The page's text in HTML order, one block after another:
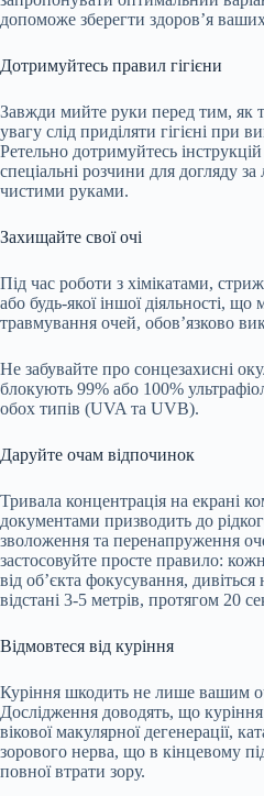
допоможе зберегти здоров’я
Дотримуйтесь правил гігієни
Завжди мийте руки перед тим, як
увагу слід приділяти гігієні при
Ретельно дотримуйтесь
спеціальні розчини для догляду
чистими руками.
Захищайте свої очі
Під час роботи з хімікатами,
або будь-якої іншої діяльності,
травмування очей, обов’язково
Не забувайте про сонцезахисні
блокують 99% або 100%
обох типів (UVA та UVB).
Даруйте очам відпочинок
Тривала концентрація на екрані
документами призводить до
зволоження та перенапруження
застосовуйте просте правило:
від об’єкта фокусування,
відстані 3-5 метрів, протягом 20
Відмовтеся від куріння
Куріння шкодить не лише вашим
Дослідження доводять, що
вікової макулярної дегенерації,
зорового нерва, що в кінцевому
повної втрати зору.